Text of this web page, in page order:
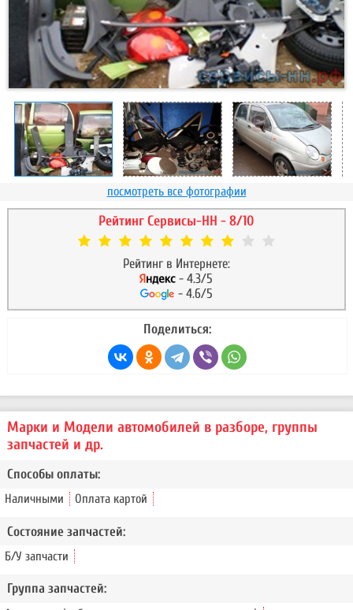
посмотреть все фотографии
Рейтинг Сервисы-НН - 8/10
Рейтинг в Интернете:
- 4.3/5
- 4.6/5
Поделиться:
Марки и Модели автомобилей в разборе, группы
запчастей и др.
Способы оплаты:
Наличными Оплата картой
Состояние запчастей:
Б/У запчасти
Группа запчастей: